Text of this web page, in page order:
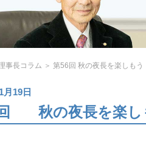
事長コラム ＞ 第56回 秋の夜長を楽しもう
月19日
秋の夜長を楽し